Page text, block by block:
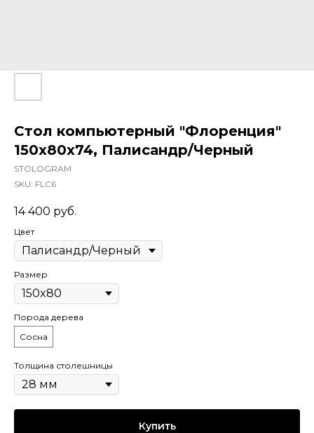
Стол компьютерный "Флоренция"
150х80х74, Палисандр/Черный
STOLOGRAM
SKU: FLC6
14 400 руб.
Цвет
Размер
Порода дерева
Сосна
Толщина столешницы
Купить